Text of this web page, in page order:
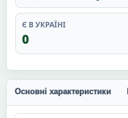
Є В УКРАЇНІ
0
Основні характеристики